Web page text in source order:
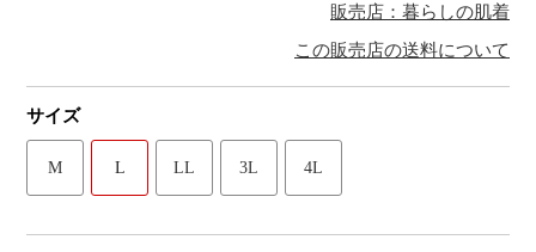
販売店：暮らしの肌着
この販売店の送料について
サイズ
M L LL 3L 4L